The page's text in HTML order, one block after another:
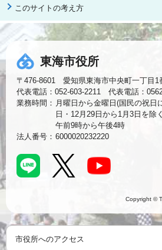
このサイトの考え方
東海市役所
〒476-8601 愛知県東海市中央町一丁目1
代表電話：052-603-2211 代表電話：
業務時間： 月曜日から金曜日(国民の祝日
日・12月29日から1月3日を除
午前9時から午後4時
法人番号： 6000020232220
Copyright ©
市役所へのアクセス